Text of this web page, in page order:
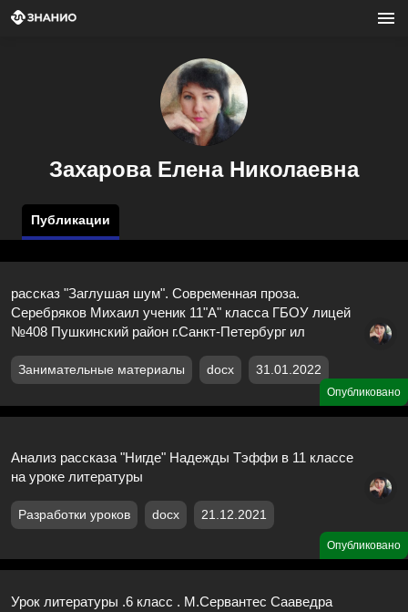
Захарова Елена Николаевна
Публикации
Опубликовано
рассказ "Заглушая шум". Современная проза.
Серебряков Михаил ученик 11"А" класса ГБОУ лицей
№408 Пушкинский район г.Санкт-Петербург ил
Занимательные материалы docx 31.01.2022
Опубликовано
Анализ рассказа "Нигде" Надежды Тэффи в 11 классе
на уроке литературы
Разработки уроков docx 21.12.2021
Урок литературы .6 класс . М.Сервантес Сааведра